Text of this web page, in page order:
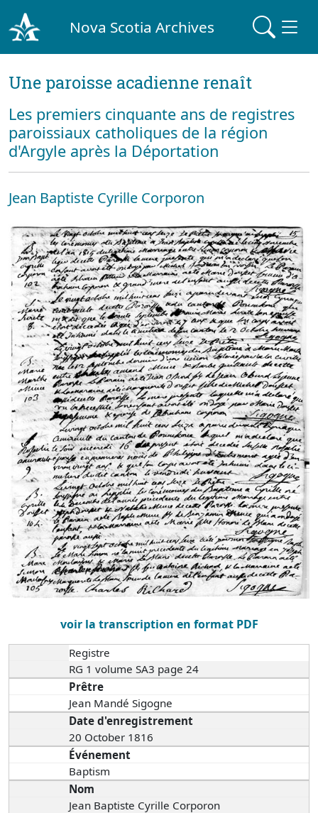
Nova Scotia Archives
Une paroisse acadienne renaît
Les premiers cinquante ans de registres
paroissiaux catholiques de la région
d'Argyle après la Déportation
Jean Baptiste Cyrille Corporon
voir la transcription en format PDF
Registre
RG 1 volume SA3 page 24
Prêtre
Jean Mandé Sigogne
Date d'enregistrement
20 October 1816
Événement
Baptism
Nom
Jean Baptiste Cyrille Corporon